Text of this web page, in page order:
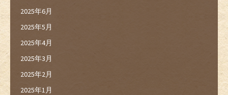
2025年6月
2025年5月
2025年4月
2025年3月
2025年2月
2025年1月